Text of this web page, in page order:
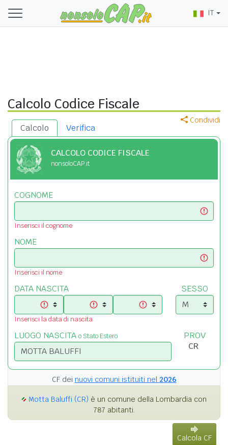
IT
Calcolo Codice Fiscale
Condividi
Calcolo Verifica
CALCOLO CODICE FISCALE
nonsoloCAP.it
COGNOME
Inserisci il cognome
NOME
Inserisci il nome
DATA NASCITA
Inserisci la data di nascita
SESSO
LUOGO NASCITA o Stato Estero PROV
CF dei nuovi comuni istituiti nel 2026
Motta Baluffi (CR) è un comune della Lombardia con
787 abitanti.
Calcola CF